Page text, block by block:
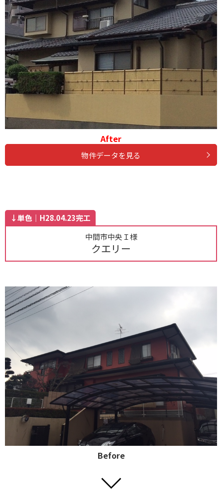
After
物件データを見る
↓単色｜H28.04.23完工
中間市中央Ｉ様
クエリー
Before